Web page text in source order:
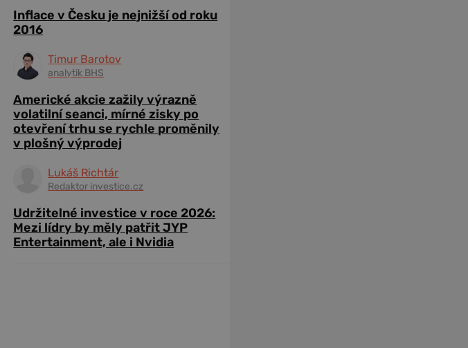
Inflace v Česku je nejnižší od roku
2016
Timur Barotov
analytik BHS
Americké akcie zažily výrazně
volatilní seanci, mírné zisky po
otevření trhu se rychle proměnily
v plošný výprodej
Lukáš Richtár
Redaktor investice.cz
Udržitelné investice v roce 2026:
Mezi lídry by měly patřit JYP
Entertainment, ale i Nvidia